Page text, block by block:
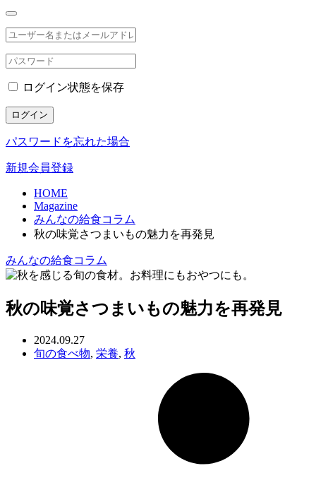
ログイン状態を保存
ログイン
パスワードを忘れた場合
新規会員登録
HOME
Magazine
みんなの給食コラム
秋の味覚さつまいもの魅力を再発見
みんなの給食コラム
秋の味覚さつまいもの魅力を再発見
2024.09.27
旬の食べ物, 栄養, 秋